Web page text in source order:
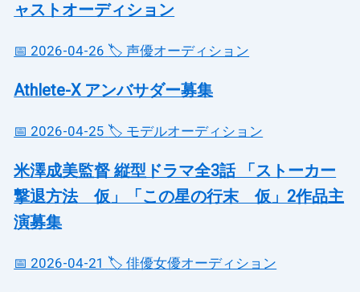
ャストオーディション
📅 2026-04-26 🏷️ 声優オーディション
Athlete-X アンバサダー募集
📅 2026-04-25 🏷️ モデルオーディション
米澤成美監督 縦型ドラマ全3話 「ストーカー
撃退方法 仮」「この星の行末 仮」2作品主
演募集
📅 2026-04-21 🏷️ 俳優女優オーディション